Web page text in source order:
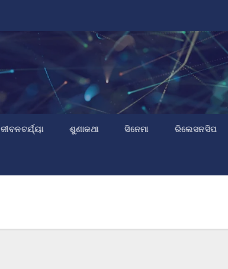
ଜୀବନଚର୍ଯ୍ୟା ଶୁଣାକଥା ସିନେମା ରିଲେସନସିପ